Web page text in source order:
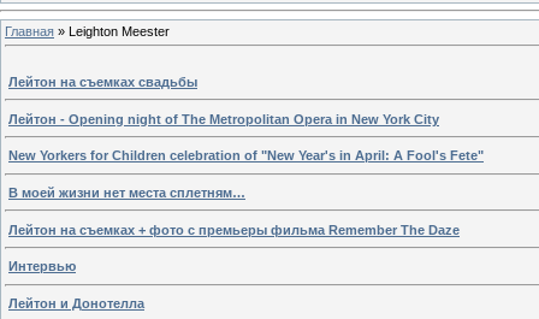
Главная » Leighton Meester
Лейтон на съемках свадьбы
Лейтон - Opening night of The Metropolitan Opera in New York City
New Yorkers for Children celebration of "New Year's in April: A Fool's Fete"
В моей жизни нет места сплетням…
Лейтон на съемках + фото с премьеры фильма Remember The Daze
Интервью
Лейтон и Донотелла